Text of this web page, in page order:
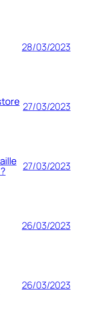
28/03/2023
27/03/2023
27/03/2023
26/03/2023
26/03/2023